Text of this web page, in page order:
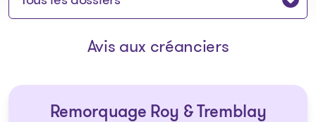
Avis aux créanciers
Remorquage Roy & Tremblay